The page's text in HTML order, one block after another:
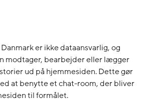
er ikke dataansvarlig, og
modtager, bearbejder eller lægger
ud på hjemmesiden. Dette gør
at benytte et chat-room, der bliver
til formålet.